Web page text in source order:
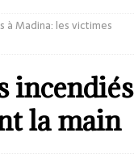
à Madina: les victimes
incendiés
la main